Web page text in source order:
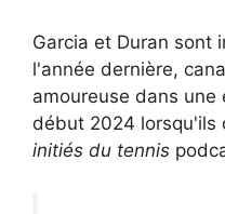
Garcia et Duran sont
l'année dernière,
amoureuse dans une
début 2024 lorsqu'ils
initiés du tennis